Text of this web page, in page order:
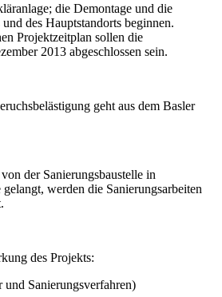
die Demontage und die
des Hauptstandorts beginnen.
Projektzeitplan sollen die
2013 abgeschlossen sein.
geht aus dem Basler
der Sanierungsbaustelle in
werden die Sanierungsarbeiten
des Projekts:
Sanierungsverfahren)